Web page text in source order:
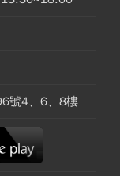
號4、6、8樓